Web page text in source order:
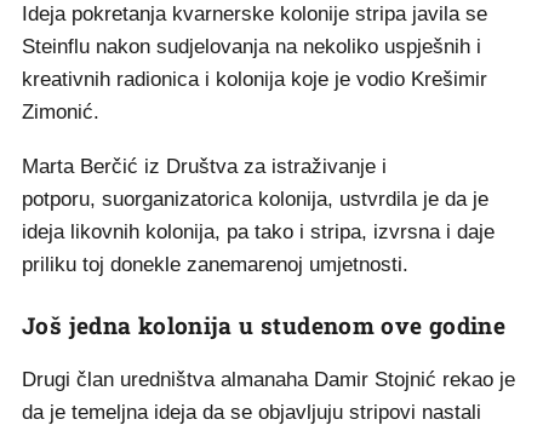
Ideja pokretanja kvarnerske kolonije stripa javila se
Steinflu nakon sudjelovanja na nekoliko uspješnih i
kreativnih radionica i kolonija koje je vodio Krešimir
Zimonić.
Marta Berčić iz Društva za istraživanje i
potporu, suorganizatorica kolonija, ustvrdila je da je
ideja likovnih kolonija, pa tako i stripa, izvrsna i daje
priliku toj donekle zanemarenoj umjetnosti.
Još jedna kolonija u studenom ove godine
Drugi član uredništva almanaha Damir Stojnić rekao je
da je temeljna ideja da se objavljuju stripovi nastali